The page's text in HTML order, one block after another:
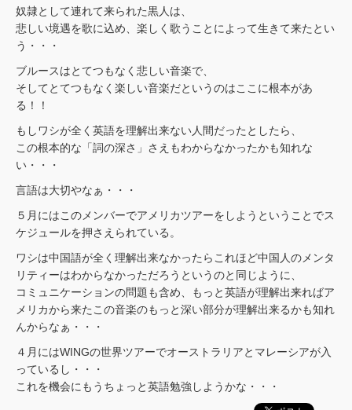
奴隷として連れて来られた黒人は、
悲しい境遇を歌に込め、楽しく歌うことによって生きて来たとい
う・・・
ブルースはとてつもなく悲しい音楽で、
そしてとてつもなく楽しい音楽だというのはここに根本があ
る！！
もしワシが全く英語を理解出来ない人間だったとしたら、
この根本的な「詞の深さ」さえもわからなかったかも知れな
い・・・
言語は大切やなぁ・・・
５月にはこのメンバーでアメリカツアーをしようということでス
ケジュールを押さえられている。
ワシは中国語が全く理解出来なかったらこれほど中国人のメンタ
リティーはわからなかっただろうというのと同じように、
コミュニケーションの問題も含め、もっと英語が理解出来ればア
メリカから来たこの音楽のもっと深い部分が理解出来るかも知れ
んからなぁ・・・
４月にはWINGの世界ツアーでオーストラリアとマレーシアが入
っているし・・・
これを機会にもうちょっと英語勉強しようかな・・・